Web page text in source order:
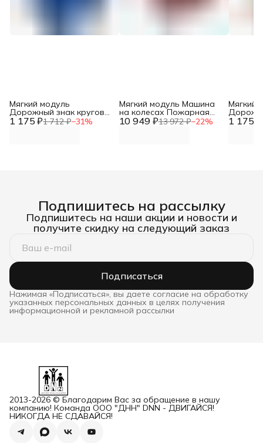
1 175 ₽1 712 ₽−31%
Мягкий модуль
Дорожный знак круговое
движение DNN 10 949 ₽13 972 ₽−22%
Мягкий модуль Машина
на колесах Пожарная
DNN 1 175 ₽
Мягкий
Подпишитесь на рассылку
Подпишитесь на наши акции и новости и
получите скидку на следующий заказ
Подписаться
Нажимая «Подписаться», вы даете согласие на обработку
указанных персональных данных в целях получения
информационной и рекламной рассылки
2013-2026 © Благодарим Вас за обращение в нашу
компанию! Команда ООО "ДНН" DNN - ДВИГАЙСЯ!
НИКОГДА НЕ СДАВАЙСЯ!